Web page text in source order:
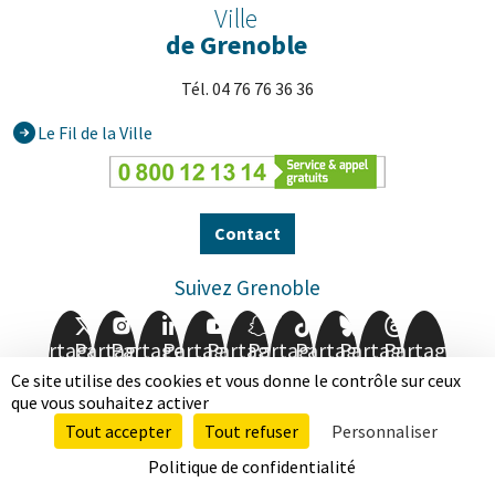
Ce site utilise des cookies et vous donne le contrôle sur ceux
que vous souhaitez activer
Tout accepter
Tout refuser
Personnaliser
Politique de confidentialité
Ville
de Grenoble
Tél. 04 76 76 36 36
Le Fil de la Ville
Contact
Suivez Grenoble
Partager
sur
Facebook
Partager
sur
Twitter
Partager
sur
Instagram
Partager
sur
LinkedIn
Partager
sur
Youtube
Partager
sur
Partager
sur
Partager
sur
Partager
sur
Mentions légalesDonnées personnelles